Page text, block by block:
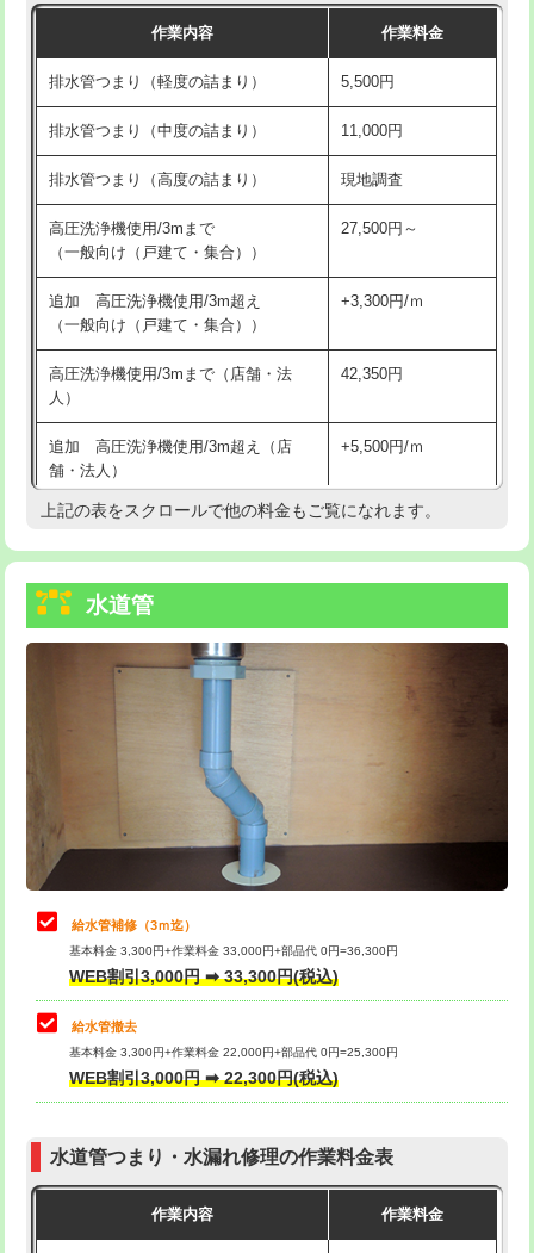
現場見積
※給水管工事は20mmまでの価格です。
持込商品取付（単水栓） 13,200円
持込商品取付（混合水栓） 16,500円
持込商品取付（浄水器・分岐水栓） 16,500円
給水管工事※（ホール加工) 16,500円
給水管工事※（バンド止め) 3,300円
給水管工事※（支持金具設置)
給水管工事※（保温材使用（バンド止
め込み）)
5,500円
給水管工事※（土の掘削・埋め戻し作
業)
11,000円
給水管工事※（塩ビ管（VP・HI）使
用/3ｍまで)
33,000円
給水管工事※（塩ビ管（VP・HI）使
+8,800円
給水管工事※（ライニング鋼管・銅
管・ポリ管・HT管使用/3ｍまで)
給水管工事※（ライニング鋼管・銅
管・ポリ管・HT管使用/3ｍ超え)
排水管工事（土の掘削・埋め戻し作
11,000円~
排水管工事（排水管工事/3ｍまで） 55,000円
排水管工事（追加 排水管工事/3ｍ超
マス交換（土の掘削・埋め戻し作業）
マス交換（深さ50㎝未満）
マス交換（深さ50㎝以上）
コンクリート斫り（厚さ10㎝まで）
モルタル補修（厚さ10㎝超え） 38,500円
作業内容 作業料金
排水管つまり（軽度の詰まり） 5,500円
排水管つまり（中度の詰まり） 11,000円
排水管つまり（高度の詰まり） 現地調査
高圧洗浄機使用/3mまで
（一般向け（戸建て・集合））
27,500円～
追加 高圧洗浄機使用/3m超え
（一般向け（戸建て・集合））
+3,300円/ｍ
高圧洗浄機使用/3mまで（店舗・法
人）
42,350円
追加 高圧洗浄機使用/3m超え（店
舗・法人）
+5,500円/ｍ
高度高圧洗浄換 現地調査
トーラー機使用/3mまで
追加トーラー機使用/3m超え
33,000円
8,800円
止水・漏水調査・防水処理・清掃・修
理・調整・分解・加工など（軽作業）
11,000円
止水・漏水調査・防水処理・清掃・修
理・調整・分解・加工など（中作業）
止水・漏水調査・防水処理・清掃・修
理・調整・分解・加工など（重作業）
33,000円
その他部品の脱着
交換・取付（タンク）
式）)
式・ワンホール）)
上記の表をスクロールで他の料金もご覧になれます。
水道管
給水管補修（3ｍ迄）
基本料金 3,300円+作業料金 33,000円+部品代 0円=36,300円
WEB割引3,000円 ➡ 33,300円(税込)
給水管撤去
基本料金 3,300円+作業料金 22,000円+部品代 0円=25,300円
WEB割引3,000円 ➡ 22,300円(税込)
水道管つまり・水漏れ修理の作業料金表
作業内容 作業料金